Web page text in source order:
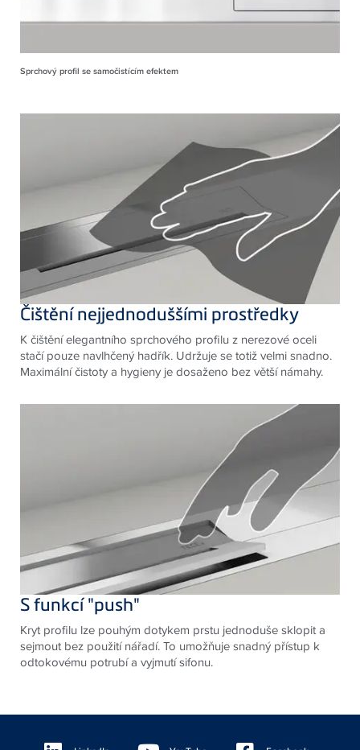
Sprchový profil se samočistícím efektem
Čištění nejjednoduššími prostředky
K čištění elegantního sprchového profilu z nerezové oceli
stačí pouze navlhčený hadřík. Udržuje se totiž velmi snadno.
Maximální čistoty a hygieny je dosaženo bez větší námahy.
S funkcí "push"
Kryt profilu lze pouhým dotykem prstu jednoduše sklopit a
sejmout bez použití nářadí. To umožňuje snadný přístup k
odtokovému potrubí a vyjmutí sifonu.
Floating